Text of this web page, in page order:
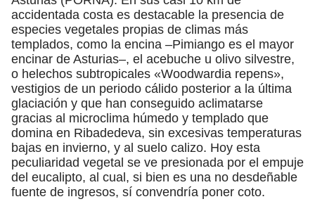
accidentada costa es destacable la presencia de
especies vegetales propias de climas más
templados, como la encina –Pimiango es el mayor
encinar de Asturias–, el acebuche u olivo silvestre,
o helechos subtropicales «Woodwardia repens»,
vestigios de un periodo cálido posterior a la última
glaciación y que han conseguido aclimatarse
gracias al microclima húmedo y templado que
domina en Ribadedeva, sin excesivas temperaturas
bajas en invierno, y al suelo calizo. Hoy esta
peculiaridad vegetal se ve presionada por el empuje
del eucalipto, al cual, si bien es una no desdeñable
fuente de ingresos, sí convendría poner coto.